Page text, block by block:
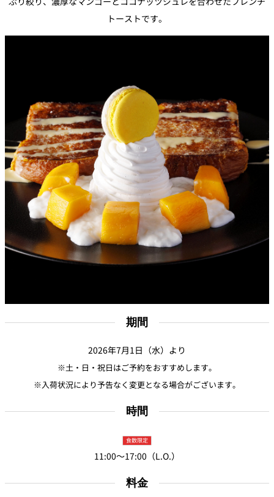
トーストです。
期間
2026年7月1日（水）より
※土・日・祝日はご予約をおすすめします。
※入荷状況により予告なく変更となる場合がございます。
時間
食数限定
11:00～17:00（L.O.）
料金